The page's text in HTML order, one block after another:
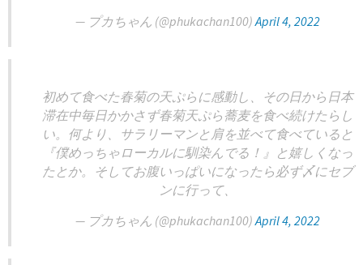
— プカちゃん (@phukachan100)April 4, 2022
初めて食べた春菊の天ぷらに感動し、その日から日本
滞在中毎日かかさず春菊天ぷら蕎麦を食べ続けたらし
い。何より、サラリーマンと肩を並べて食べていると
『僕めっちゃローカルに馴染んでる！』と嬉しくなっ
たとか。そしてお腹いっぱいになったら必ず〆にセブ
ンに行って、
— プカちゃん (@phukachan100)April 4, 2022